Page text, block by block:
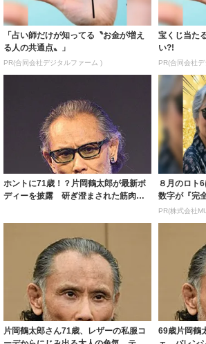
「占い師だけが知ってる〝お金が増え
る人の共通点〟」
PR(合同会社デジタルファーム )
宝くじ当た
い?!
PR(合同会社
ホントに71歳！？片岡鶴太郎が最新ボ
ディーを披露 研ぎ澄まされた筋肉美
８月のロト
数字が『完
PR(株式会社
片岡鶴太郎さん71歳、レザーの私服コ
69歳片岡鶴